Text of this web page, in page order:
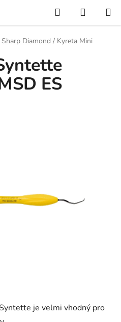
Hledat
KOŠÍK
Sharp Diamond / Kyreta Mini
je velmi vhodný pro
ES